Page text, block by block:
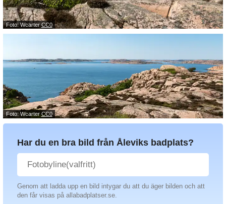
Foto: WcarterCC0
Foto: WcarterCC0
Har du en bra bild från Åleviks badplats?
Genom att ladda upp en bild intygar du att du äger bilden och att
den får visas på allabadplatser.se.